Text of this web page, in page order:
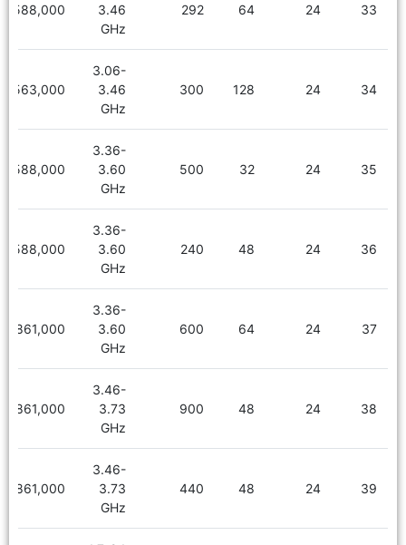
33
24
64
292
3.46
GHz
3,588,000
34
24
128
300
3.06-
3.46
GHz
4,563,000
35
24
32
500
3.36-
3.60
GHz
3,588,000
36
24
48
240
3.36-
3.60
GHz
3,588,000
37
24
64
600
3.36-
3.60
GHz
3,861,000
38
24
48
900
3.46-
3.73
GHz
3,861,000
39
24
48
440
3.46-
3.73
GHz
3,861,000